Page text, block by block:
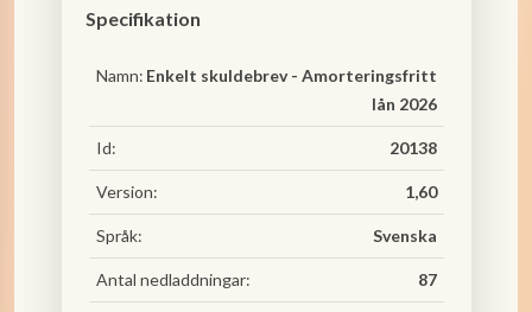
Specifikation
Namn: Enkelt skuldebrev - Amorteringsfritt
lån 2026
Id: 20138
Version: 1,60
Språk: Svenska
Antal nedladdningar: 87